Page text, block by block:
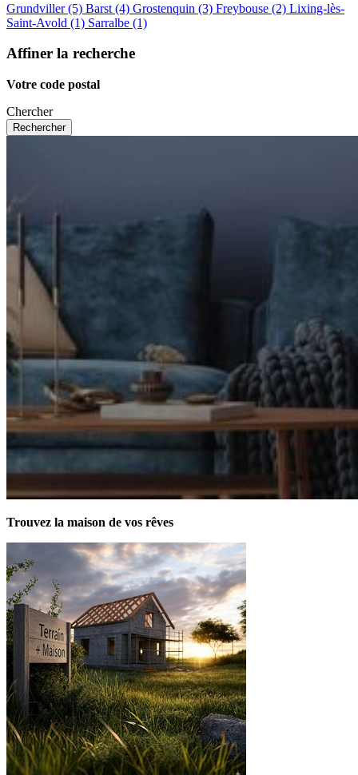
Grundviller (5) Barst (4) Grostenquin (3) Freybouse (2) Lixing-lès-
Saint-Avold (1) Sarralbe (1)
Affiner la recherche
Votre code postal
Chercher
Trouvez la maison de vos rêves